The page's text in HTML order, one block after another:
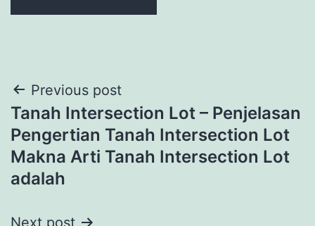
Post
navigation
Previous post
Tanah Intersection Lot – Penjelasan
Pengertian Tanah Intersection Lot
Makna Arti Tanah Intersection Lot
adalah
Next post